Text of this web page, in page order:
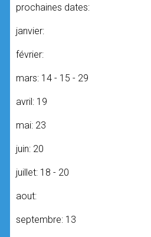
prochaines dates:
janvier:
février:
mars: 14 - 15 - 29
avril: 19
mai: 23
juin: 20
juillet: 18 - 20
aout:
septembre: 13